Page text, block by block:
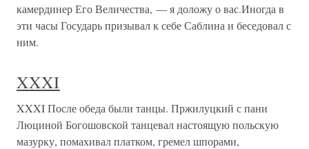
камердинер Его Величества, — я доложу о вас.Иногда в
эти часы Государь призывал к себе Саблина и беседовал с
ним.
XXXI
XXXI После обеда были танцы. Пржилуцкий с пани
Люциной Богошовской танцевал настоящую польскую
мазурку, помахивал платком, гремел шпорами,